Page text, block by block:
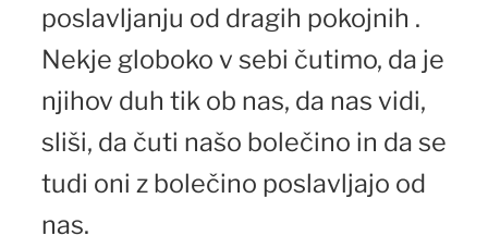
poslavljanju od dragih pokojnih .
Nekje globoko v sebi čutimo, da je
njihov duh tik ob nas, da nas vidi,
sliši, da čuti našo bolečino in da se
tudi oni z bolečino poslavljajo od
nas.